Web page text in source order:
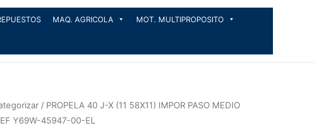
MAQ. AGRICOLA MOT. MULTIPROPOSITO
/ PROPELA 40 J-X (11 58X11) IMPOR PASO MEDIO
Y69W-45947-00-EL